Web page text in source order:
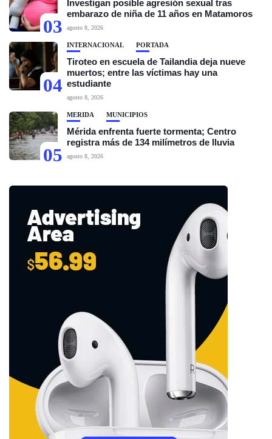
03
Investigan posible agresión sexual tras
embarazo de niña de 11 años en Matamoros
agosto 8, 2026
04
INTERNACIONAL PORTADA
Tiroteo en escuela de Tailandia deja nueve
muertos; entre las víctimas hay una
estudiante
agosto 8, 2026
05
MÉRIDA MUNICIPIOS
Mérida enfrenta fuerte tormenta; Centro
registra más de 134 milímetros de lluvia
agosto 8, 2026